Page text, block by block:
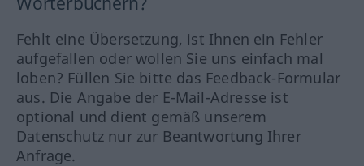
Fehlt eine Übersetzung, ist Ihnen ein Fehler
aufgefallen oder wollen Sie uns einfach mal
loben? Füllen Sie bitte das Feedback-Formular
aus. Die Angabe der E-Mail-Adresse ist
optional und dient gemäß unserem
Datenschutz nur zur Beantwortung Ihrer
Anfrage.